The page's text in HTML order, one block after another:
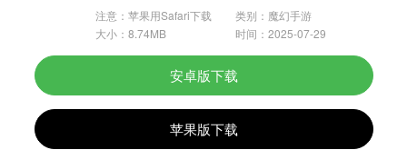
注意：苹果用Safari下载
类别：魔幻手游
大小：8.74MB
时间：2025-07-29
安卓版下载
苹果版下载